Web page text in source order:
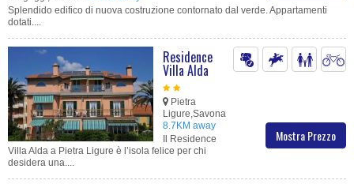
Splendido edifico di nuova costruzione contornato dal verde. Appartamenti
dotati....
Mostra Prezzo
Residence
Villa Alda
Pietra
Ligure,Savona
8.7KM away
Il Residence
Villa Alda a Pietra Ligure è l’isola felice per chi
desidera una....